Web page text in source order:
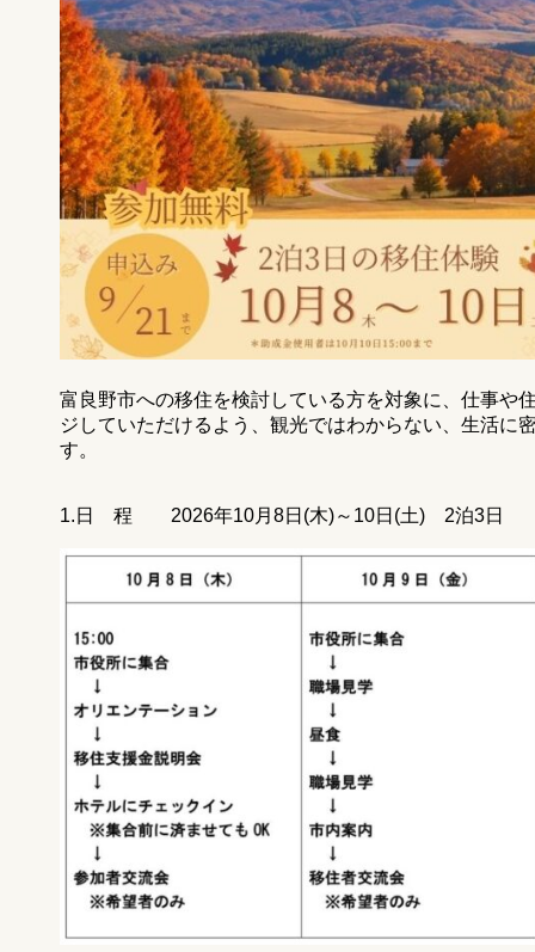
富良野市への移住を検討している方を対象に、仕事や
ジしていただけるよう、観光ではわからない、生活に
す。
1.日 程 2026年10月8日(木)～10日(土) 2泊3日